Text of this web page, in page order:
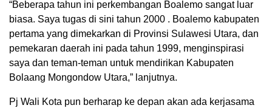
“Beberapa tahun ini perkembangan Boalemo sangat luar
biasa. Saya tugas di sini tahun 2000 . Boalemo kabupaten
pertama yang dimekarkan di Provinsi Sulawesi Utara, dan
pemekaran daerah ini pada tahun 1999, menginspirasi
saya dan teman-teman untuk mendirikan Kabupaten
Bolaang Mongondow Utara,” lanjutnya.
Pj Wali Kota pun berharap ke depan akan ada kerjasama